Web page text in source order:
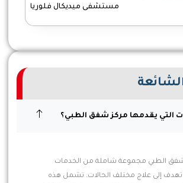
مستشفى ميديكال فلوريا
التي يقدمها مركز شفق الطبي؟
شفق الطبي مجموعة شاملة من الخدمات
تهدف إلى علاج مختلف الحالات. تشمل هذه